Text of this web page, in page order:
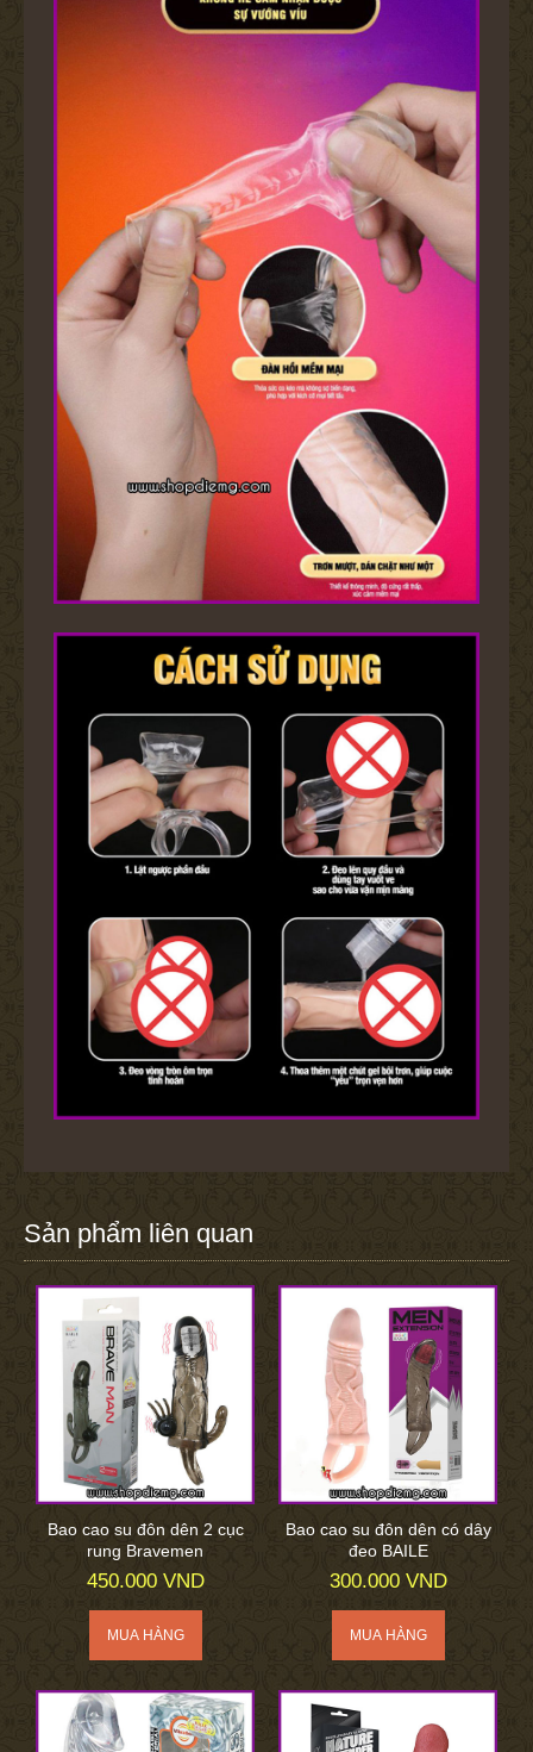
Sản phẩm liên quan
Bao cao su đôn dên 2 cục
rung Bravemen
450.000 VND
Bao cao su đôn dên có dây
đeo BAILE
300.000 VND